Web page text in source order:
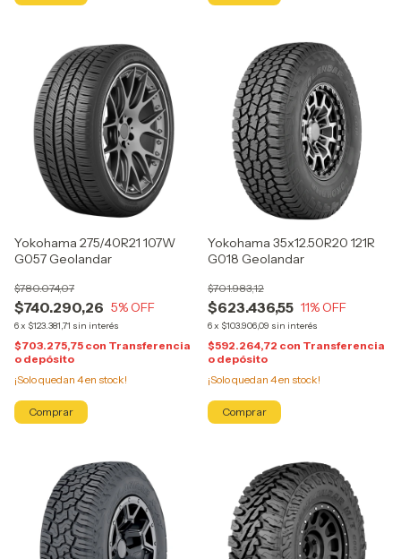
Yokohama 275/40R21 107W
G057 Geolandar
$740.290,26
$780.074,07
5% OFF
6x $123.381,71 sin interés
$703.275,75 con Transferencia
o depósito
¡Solo quedan 4en stock!
Yokohama 35x12.50R20 121R
G018 Geolandar
$623.436,55
$701.983,12
11% OFF
6x $103.906,09 sin interés
$592.264,72 con Transferencia
o depósito
¡Solo quedan 4en stock!